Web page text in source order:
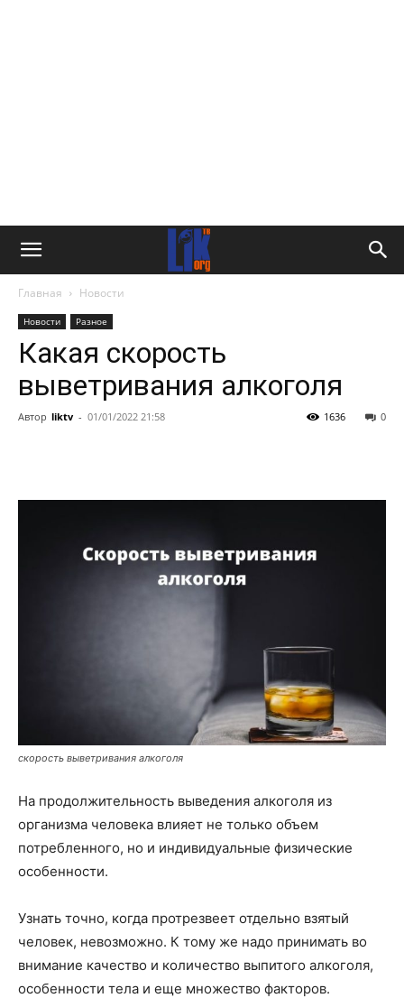
Главная Новости
Новости Разное
Какая скорость
выветривания алкоголя
Автор liktv - 01/01/2022 21:58 0
1636
скорость выветривания алкоголя
На продолжительность выведения алкоголя из
организма человека влияет не только объем
потребленного, но и индивидуальные физические
особенности.
Узнать точно, когда протрезвеет отдельно взятый
человек, невозможно. К тому же надо принимать во
внимание качество и количество выпитого алкоголя,
особенности тела и еще множество факторов.